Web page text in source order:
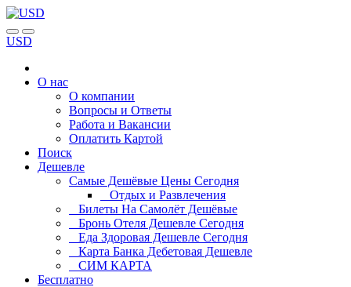
USD
О нас
О компании
Вопросы и Ответы
Работа и Вакансии
Оплатить Картой
Поиск
Дешевле
Самые Дешёвые Цены Сегодня
Отдых и Развлечения
Билеты На Самолёт Дешёвые
Бронь Отеля Дешевле Сегодня
Еда Здоровая Дешевле Сегодня
Карта Банка Дебетовая Дешевле
СИМ КАРТА
Бесплатно